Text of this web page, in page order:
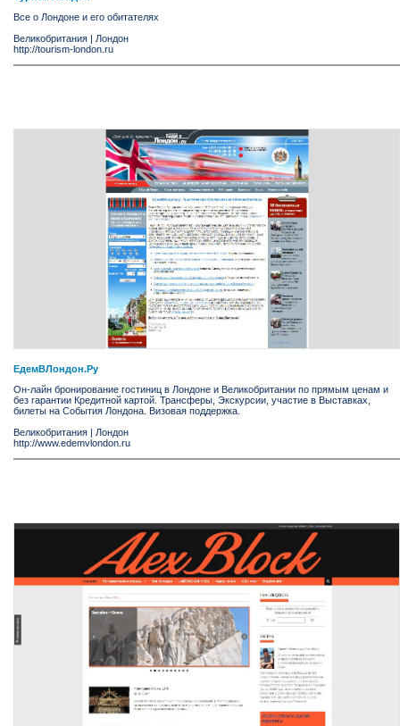
Все о Лондоне и его обитателях
Великобритания | Лондон
http://tourism-london.ru
ЕдемВЛондон.Ру
Он-лайн бронирование гостиниц в Лондоне и Великобритании по прямым ценам и
без гарантии Кредитной картой. Трансферы, Экскурсии, участие в Выставках,
билеты на События Лондона. Визовая поддержка.
Великобритания | Лондон
http://www.edemvlondon.ru